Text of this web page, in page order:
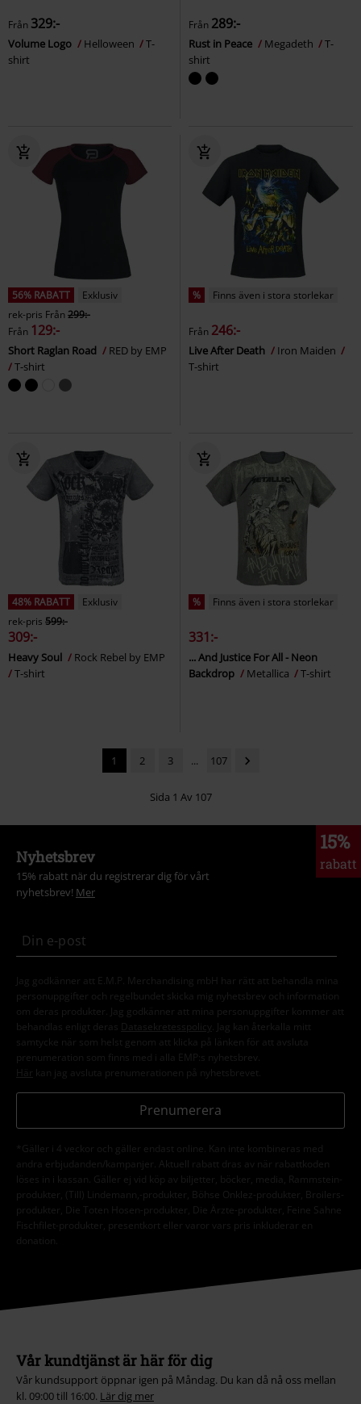
Från 329:-
Volume Logo Helloween
T-
shirt
Från 289:-
Rust in Peace Megadeth
T-
shirt
56% RABATT
Exklusiv
rek-pris Från299:-
Från 129:-
Short Raglan Road
RED by EMP
T-shirt
% Finns även i stora storlekar
Från 246:-
Live After Death
Iron Maiden
T-shirt
48% RABATT
Exklusiv
rek-pris 599:-
309:-
Heavy Soul
Rock Rebel by EMP
T-shirt
% Finns även i stora storlekar
331:-
... And Justice For All - Neon
Backdrop
Metallica T-shirt
1 2 3 ... 107
Sida 1 Av 107
15%
rabatt
Nyhetsbrev
15% rabatt när du registrerar dig för vårt
nyhetsbrev! Mer
Jag godkänner att E.M.P. Merchandising mbH har rätt att behandla mina
personuppgifter och regelbundet skicka mig nyhetsbrev och information
om deras produkter. Jag godkänner att mina personuppgifter kommer att
behandlas enligt deras
Datasekretesspolicy
. Jag kan återkalla mitt
samtycke när som helst genom att klicka på länken för att avsluta
prenumeration som finns med i alla EMP:s nyhetsbrev.
Här kan jag avsluta prenumerationen på nyhetsbrevet.
Prenumerera
*Gäller i 4 veckor och gäller endast online. Kan inte kombineras med
andra erbjudanden/kampanjer. Aktuell rabatt dras av när rabattkoden
löses in i kassan. Gäller ej vid köp av biljetter, böcker, media, Rammstein-
produkter, (Till) Lindemann,-produkter, Böhse Onklez-produkter, Broilers-
produkter, Die Toten Hosen-produkter, Die Ärzte-produkter, Feine Sahne
Fischfilet-produkter, presentkort eller varor vars pris inkluderar en
donation.
Vår kundtjänst är här för dig
Vår kundsupport öppnar igen på Måndag. Du kan då nå oss mellan
kl. 09:00 till 16:00. Lär dig mer